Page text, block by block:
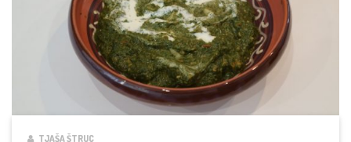
TJAŠA ŠTRUC